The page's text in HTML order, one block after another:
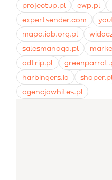
projectup.pl
ewp.pl
expertsender.com
mapa.iab.org.pl
salesmanago.pl
adtrip.pl
harbingers.io
shoper.pl
agencjawhites.pl